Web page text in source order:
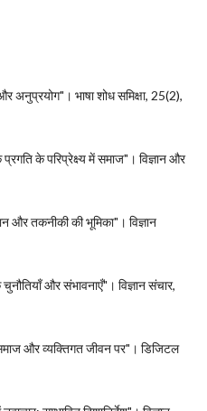
अनुप्रयोग"। भाषा शोध समिक्षा, 25(2),
के परिप्रेक्ष्य में समाज"। विज्ञान और
और तकनीकी की भूमिका"। विज्ञान
और संभावनाएँ"। विज्ञान संचार,
और व्यक्तिगत जीवन पर"। डिजिटल